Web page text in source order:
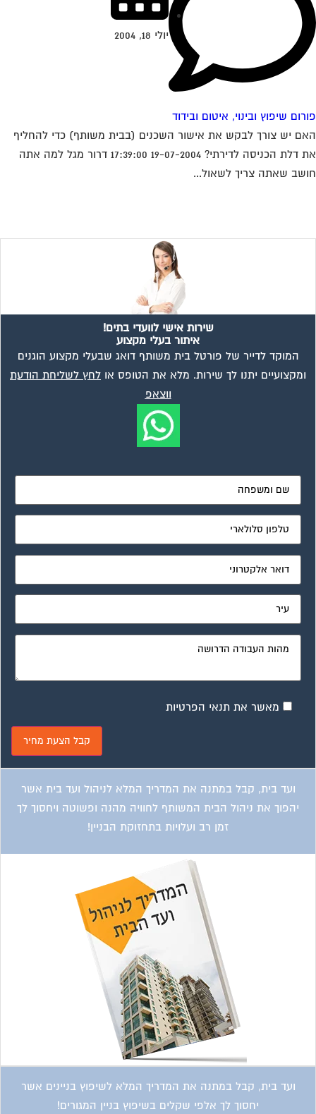
שיפוץ ובינוי, איטום ובידוד
יולי 18, 2004
יש צורך לבקש את אישור השכנים (בבית משותף) כדי להחליף
את דלת הכניסה לדירתי? 19-07-2004 17:39:00 דרור מגל למה אתה
שאתה צריך לשאול...
שירות אישי לוועדי בתים!
איתור בעלי מקצוע
המוקד לדייר של פורטל בית משותף דואג שבעלי מקצוע הוגנים
ומקצועיים יתנו לך שירות. מלא את הטופס אולחץ לשליחת הודעת
ווצאפ
מאשר את תנאי הפרטיות
ועד בית, קבל במתנה את המדריך המלא לניהול ועד בית אשר
יהפוך את ניהול הבית המשותף לחוויה מהנה ופשוטה ויחסוך לך
זמן רב ועלויות בתחזוקת הבניין!
ועד בית, קבל במתנה את המדריך המלא לשיפוץ בניינים אשר
יחסוך לך אלפי שקלים בשיפוץ בניין המגורים!